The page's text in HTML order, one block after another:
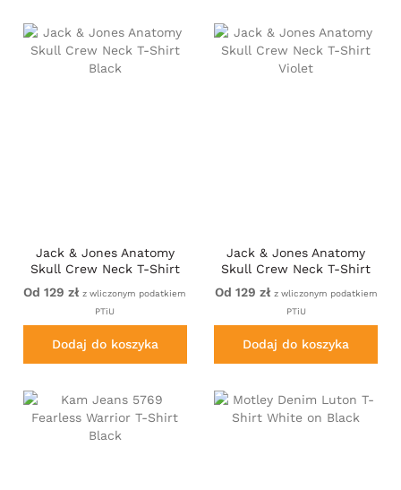
Jack & Jones Anatomy
Skull Crew Neck T-Shirt
Od 129 zł z wliczonym podatkiem
PTiU
Dodaj do koszyka
Jack & Jones Anatomy
Skull Crew Neck T-Shirt
Od 129 zł z wliczonym podatkiem
PTiU
Dodaj do koszyka